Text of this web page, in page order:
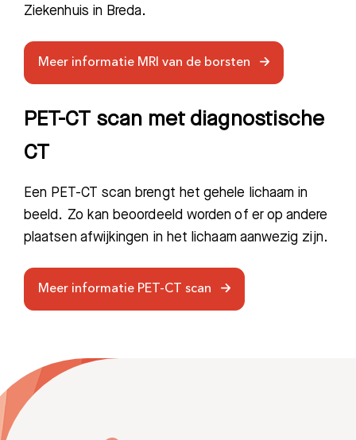
Ziekenhuis in Breda.
Meer informatie MRI van de borsten
PET-CT scan met diagnostische
CT
Een PET-CT scan brengt het gehele lichaam in
beeld. Zo kan beoordeeld worden of er op andere
plaatsen afwijkingen in het lichaam aanwezig zijn.
Meer informatie PET-CT scan